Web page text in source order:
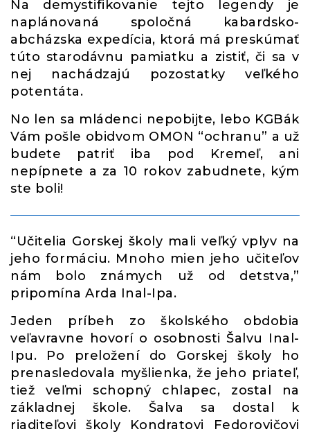
Na demystifikovanie tejto legendy je
naplánovaná spoločná kabardsko-
abcházska expedícia, ktorá má preskúmať
túto starodávnu pamiatku a zistiť, či sa v
nej nachádzajú pozostatky veľkého
potentáta.
No len sa mládenci nepobijte, lebo KGBák
Vám pošle obidvom OMON “ochranu” a už
budete patriť iba pod Kremeľ, ani
nepípnete a za 10 rokov zabudnete, kým
ste boli!
“Učitelia Gorskej školy mali veľký vplyv na
jeho formáciu. Mnoho mien jeho učiteľov
nám bolo známych už od detstva,”
pripomína Arda Inal-Ipa.
Jeden príbeh zo školského obdobia
veľavravne hovorí o osobnosti Šalvu Inal-
Ipu. Po preložení do Gorskej školy ho
prenasledovala myšlienka, že jeho priateľ,
tiež veľmi schopný chlapec, zostal na
základnej škole. Šalva sa dostal k
riaditeľovi školy Kondratovi Fedorovičovi